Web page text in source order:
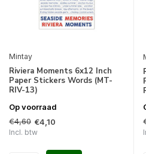
Mintay
Riviera Moments 6x12 Inch
Paper Stickers Words (MT-
RIV-13)
Op voorraad
€4,60 €4,10
Incl. btw